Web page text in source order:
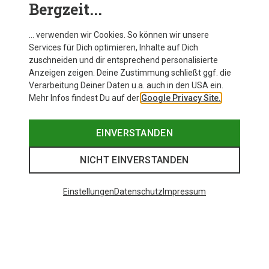
Bergzeit...
… verwenden wir Cookies. So können wir unsere
Services für Dich optimieren, Inhalte auf Dich
zuschneiden und dir entsprechend personalisierte
Anzeigen zeigen. Deine Zustimmung schließt ggf. die
Verarbeitung Deiner Daten u.a. auch in den USA ein.
Mehr Infos findest Du auf der Google Privacy Site.
EINVERSTANDEN
NICHT EINVERSTANDEN
EinstellungenDatenschutz Impressum